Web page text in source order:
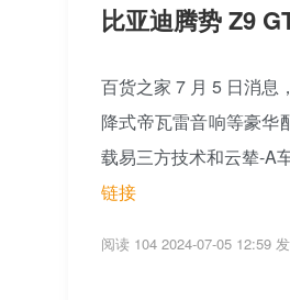
比亚迪腾势 Z9
百货之家 7 月 5 日消息
降式帝瓦雷音响等豪华
载易三方技术和云辇-A
链接
阅读 104 2024-07-05 12:59